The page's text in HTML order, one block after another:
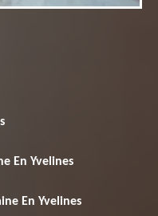
En Yvelines
En Yvelines